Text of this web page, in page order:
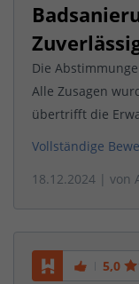
Die
Alle Zusagen
übertrifft die
Vollständige
18.12.2024 | von
5,0